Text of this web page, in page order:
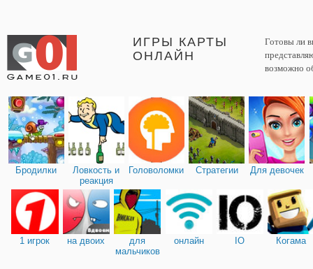
ИГРЫ КАРТЫ
ОНЛАЙН
Готовы ли
возможно
Бродилки
Ловкость и
реакция
Головоломки Стратегии Для девочек
1 игрок на двоих
для
мальчиков
онлайн IO Когама